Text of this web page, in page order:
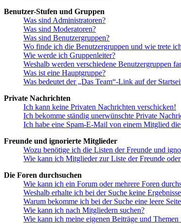
Benutzer-Stufen und Gruppen
Was sind Administratoren?
Was sind Moderatoren?
Was sind Benutzergruppen?
Wo finde ich die Benutzergruppen und wie trete
Wie werde ich Gruppenleiter?
Weshalb werden verschiedene Benutzergruppen
Was ist eine Hauptgruppe?
Was bedeutet der „Das Team“-Link auf der
Private Nachrichten
Ich kann keine Privaten Nachrichten verschicken!
Ich bekomme ständig unerwünschte Private
Ich habe eine Spam-E-Mail von einem Mitglied
Freunde und ignorierte Mitglieder
Wozu benötige ich die Listen der Freunde und
Wie kann ich Mitglieder zur Liste der Freunde
Die Foren durchsuchen
Wie kann ich ein Forum oder mehrere Foren
Weshalb erhalte ich bei der Suche keine
Warum bekomme ich bei der Suche eine leere
Wie kann ich nach Mitgliedern suchen?
Wie kann ich meine eigenen Beiträge und Themen